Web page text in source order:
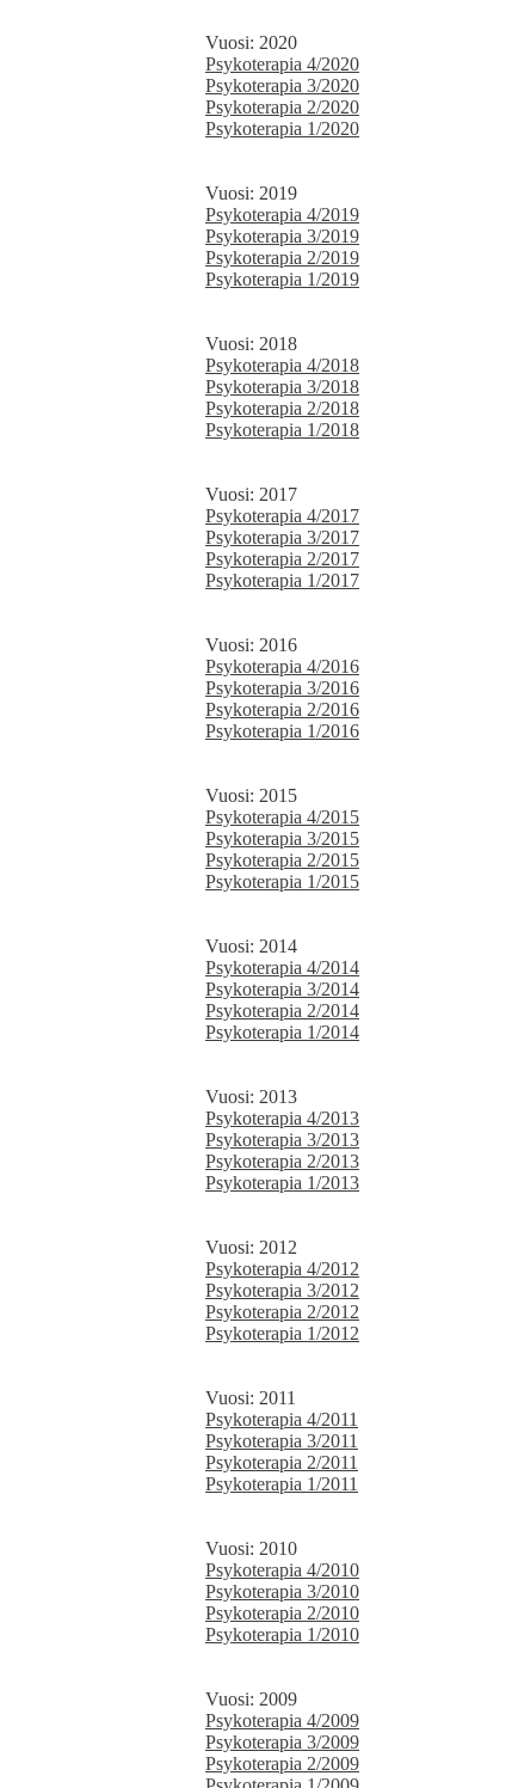
Vuosi: 2020
Psykoterapia 4/2020
Psykoterapia 3/2020
Psykoterapia 2/2020
Psykoterapia 1/2020
Vuosi: 2019
Psykoterapia 4/2019
Psykoterapia 3/2019
Psykoterapia 2/2019
Psykoterapia 1/2019
Vuosi: 2018
Psykoterapia 4/2018
Psykoterapia 3/2018
Psykoterapia 2/2018
Psykoterapia 1/2018
Vuosi: 2017
Psykoterapia 4/2017
Psykoterapia 3/2017
Psykoterapia 2/2017
Psykoterapia 1/2017
Vuosi: 2016
Psykoterapia 4/2016
Psykoterapia 3/2016
Psykoterapia 2/2016
Psykoterapia 1/2016
Vuosi: 2015
Psykoterapia 4/2015
Psykoterapia 3/2015
Psykoterapia 2/2015
Psykoterapia 1/2015
Vuosi: 2014
Psykoterapia 4/2014
Psykoterapia 3/2014
Psykoterapia 2/2014
Psykoterapia 1/2014
Vuosi: 2013
Psykoterapia 4/2013
Psykoterapia 3/2013
Psykoterapia 2/2013
Psykoterapia 1/2013
Vuosi: 2012
Psykoterapia 4/2012
Psykoterapia 3/2012
Psykoterapia 2/2012
Psykoterapia 1/2012
Vuosi: 2011
Psykoterapia 4/2011
Psykoterapia 3/2011
Psykoterapia 2/2011
Psykoterapia 1/2011
Vuosi: 2010
Psykoterapia 4/2010
Psykoterapia 3/2010
Psykoterapia 2/2010
Psykoterapia 1/2010
Vuosi: 2009
Psykoterapia 4/2009
Psykoterapia 3/2009
Psykoterapia 2/2009